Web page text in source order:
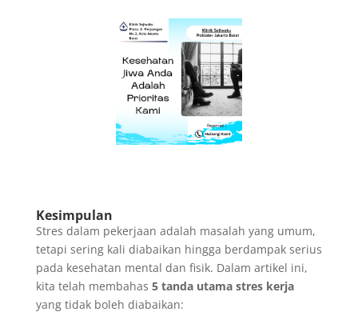
Kesimpulan
Stres dalam pekerjaan adalah masalah yang umum,
tetapi sering kali diabaikan hingga berdampak serius
pada kesehatan mental dan fisik. Dalam artikel ini,
kita telah membahas 5 tanda utama stres kerja
yang tidak boleh diabaikan: